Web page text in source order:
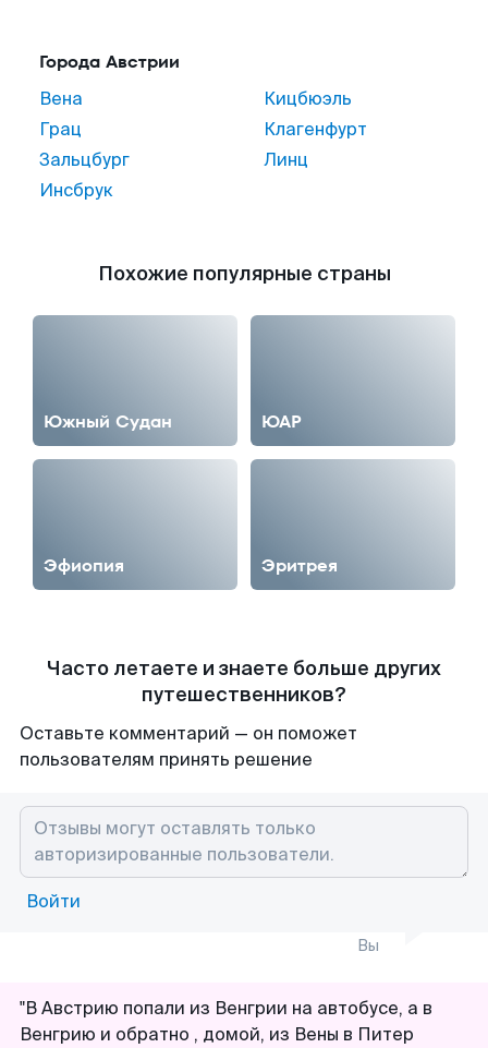
Города Австрии
Вена
Грац
Зальцбург
Инсбрук
Кицбюэль
Клагенфурт
Линц
Похожие популярные страны
Южный Судан‎ ЮАР‎
Эфиопия‎ Эритрея‎
Часто летаете и знаете больше других
путешественников?
Оставьте комментарий — он поможет
пользователям принять решение
Войти
Вы
"В Австрию попали из Венгрии на автобусе, а в
Венгрию и обратно , домой, из Вены в Питер